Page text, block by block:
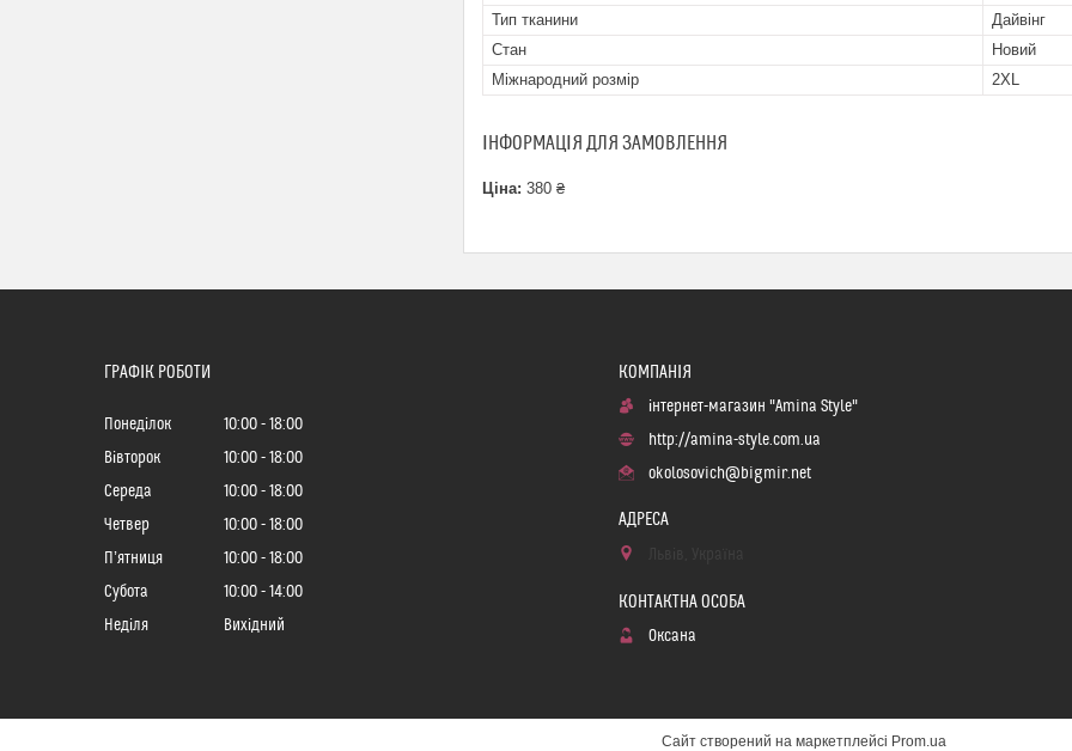
Тип тканини
Дайвінг
Стан
Новий
Міжнародний розмір
2XL
ІНФОРМАЦІЯ ДЛЯ ЗАМОВЛЕННЯ
Ціна: 380 ₴
ГРАФІК РОБОТИ
Понеділок 10:00
18:00
Вівторок
10:00
18:00
Середа
10:00
18:00
Четвер
10:00
18:00
Пʼятниця
10:00
18:00
Субота
10:00
14:00
Неділя
Вихідний
інтернет-магазин "Amina Style"
http://amina-style.com.ua
okolosovich@bigmir.net
Оксана
Сайт створений на маркетплейсі Prom.ua